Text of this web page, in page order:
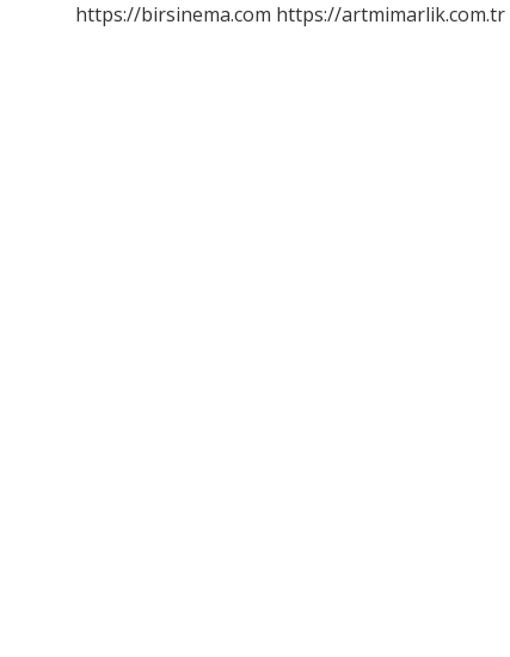
https://birsinema.com https://artmimarlik.com.tr